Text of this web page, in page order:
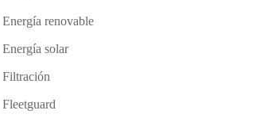
Energía renovable
Energía solar
Filtración
Fleetguard